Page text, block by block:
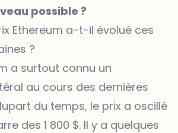
possible ?
Ethereum a-t-il évolué ces
?
a surtout connu un
au cours des dernières
du temps, le prix a oscillé
des 1 800 $. Il y a quelques